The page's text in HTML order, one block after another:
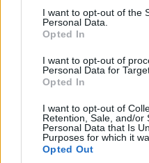
consent section.
I want to opt-out of the
Personal Data.
Opted In
I want to opt-out of
Personal Data for
Opted In
I want to opt-out of
Retention, Sale, and/or
Personal Data that Is
Purposes for which it
Opted Out